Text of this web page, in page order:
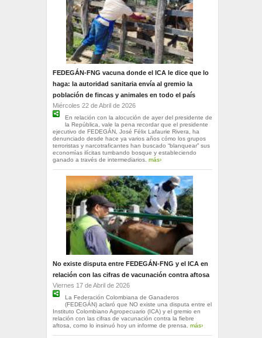
FEDEGÁN-FNG vacuna donde el ICA le dice que lo
haga: la autoridad sanitaria envía al gremio la
población de fincas y animales en todo el país
Miércoles 22 de Abril de 2026
En relación con la alocución de ayer del presidente de
la República, vale la pena recordar que el presidente
ejecutivo de FEDEGÁN, José Félix Lafaurie Rivera, ha
denunciado desde hace ya varios años cómo los grupos
terroristas y narcotraficantes han buscado “blanquear” sus
economías ilícitas tumbando bosque y estableciendo
ganado a través de intermediarios. más›
No existe disputa entre FEDEGÁN-FNG y el ICA en
relación con las cifras de vacunación contra aftosa
Viernes 17 de Abril de 2026
La Federación Colombiana de Ganaderos
(FEDEGÁN) aclaró que NO existe una disputa entre el
Instituto Colombiano Agropecuario (ICA) y el gremio en
relación con las cifras de vacunación contra la fiebre
aftosa, como lo insinuó hoy un informe de prensa. más›